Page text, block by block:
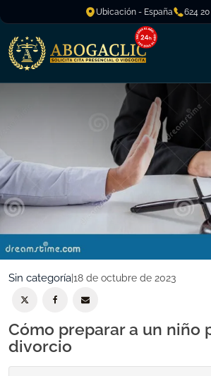
Ubicación - España 624 20
Sin categoría18 de octubre de 2023
Cómo preparar a un niño
divorcio